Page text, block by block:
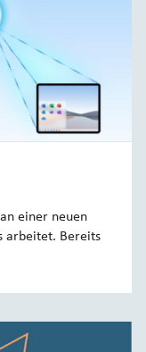
einer neuen
arbeitet. Bereits